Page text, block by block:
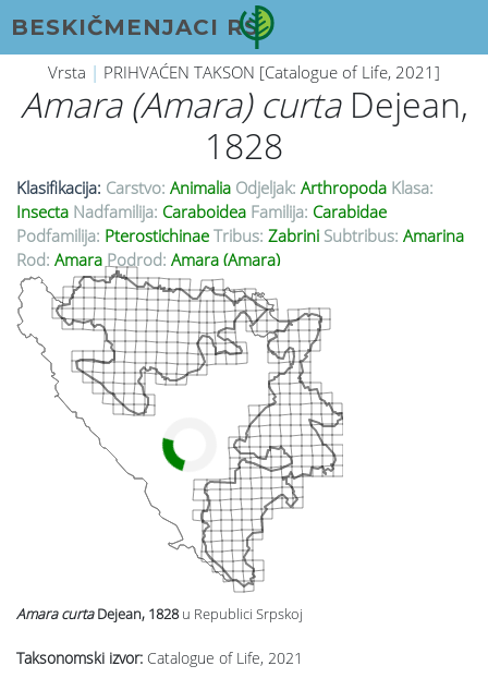
BESKIČMENJACI RS
Vrsta | PRIHVAĆEN TAKSON [Catalogue of Life, 2021]
Amara (Amara) curta Dejean,
1828
Klasifikacija: Carstvo: Animalia Odjeljak: Arthropoda Klasa:
Insecta Nadfamilija: Caraboidea Familija: Carabidae
Podfamilija: Pterostichinae Tribus: Zabrini Subtribus: Amarina
Rod: Amara Podrod: Amara (Amara)
Taksonomski izvor: Catalogue of Life, 2021
Amara curtaDejean, 1828 u Republici Srpskoj